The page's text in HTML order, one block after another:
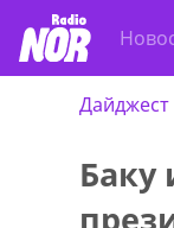
Дайджест
Баку